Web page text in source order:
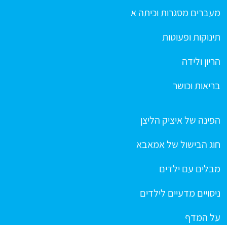
מעברים מסגרות וכיתה א
תינוקות ופעוטות
הריון ולידה
בריאות וכושר
הפינה של איציק הליצן
חוג הבישול של אמאבא
מבלים עם ילדים
ניסויים מדעיים לילדים
על המדף